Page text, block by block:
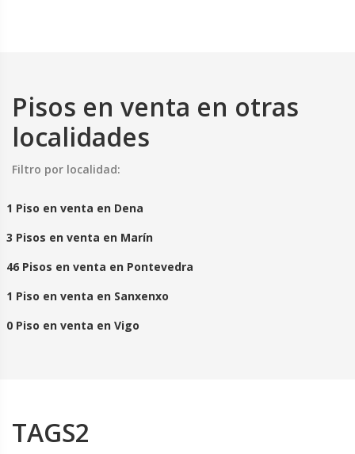
Pisos en venta en otras
localidades
Filtro por localidad:
1 Piso en venta en Dena
3 Pisos en venta en Marín
46 Pisos en venta en Pontevedra
1 Piso en venta en Sanxenxo
0 Piso en venta en Vigo
TAGS2